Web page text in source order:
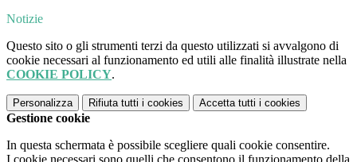
Notizie
Questo sito o gli strumenti terzi da questo utilizzati si avvalgono di
cookie necessari al funzionamento ed utili alle finalità illustrate nella
COOKIE POLICY.
Personalizza Rifiuta tutti i cookies Accetta tutti i cookies
Gestione cookie
In questa schermata è possibile scegliere quali cookie consentire.